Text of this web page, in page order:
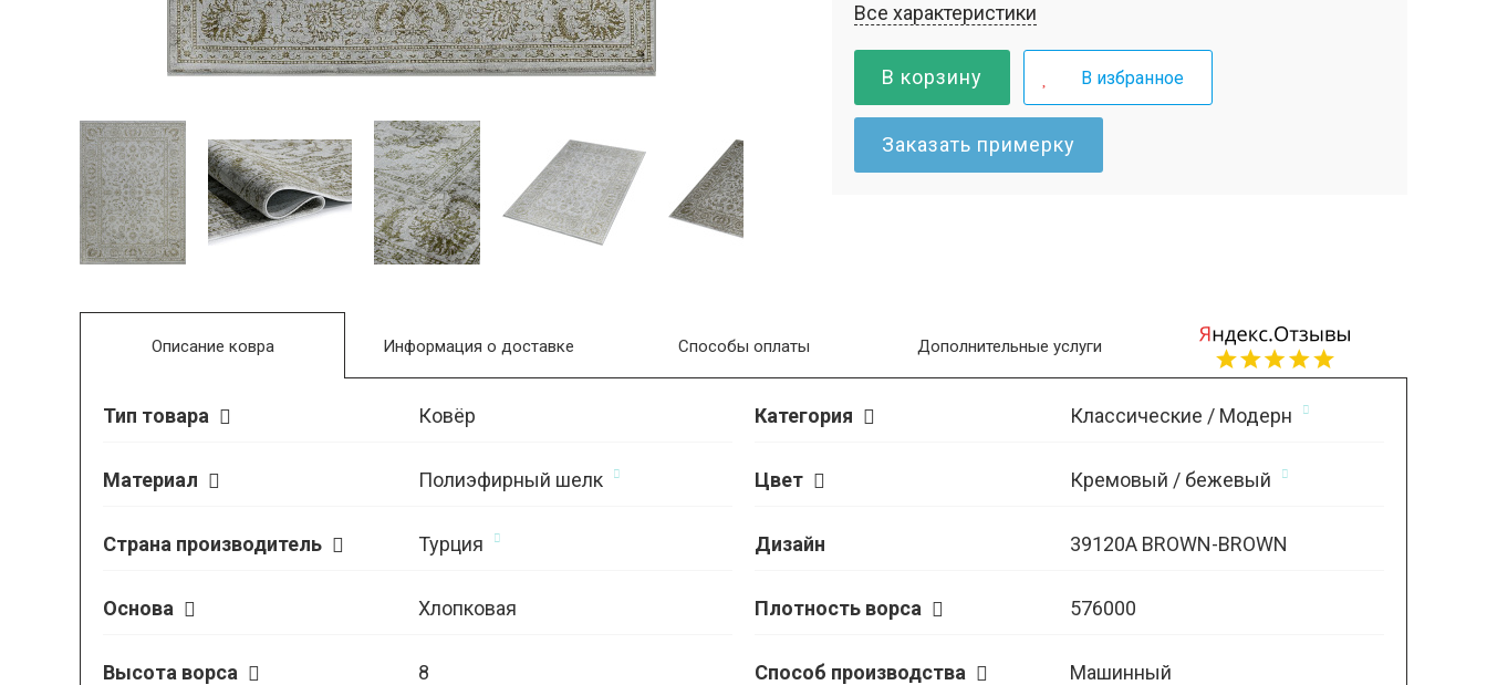
Все характеристики
В корзину В избранное
Заказать примерку
Описание ковра
Тип товара Ковёр Категория Классические / Модерн
Материал Полиэфирный шелк Цвет Кремовый / бежевый
Страна производитель Турция Дизайн 39120A BROWN-BROWN
Основа Хлопковая Плотность ворса 576000
Высота ворса 8 Способ производства Машинный
Информация о доставке Способы оплаты Дополнительные услуги